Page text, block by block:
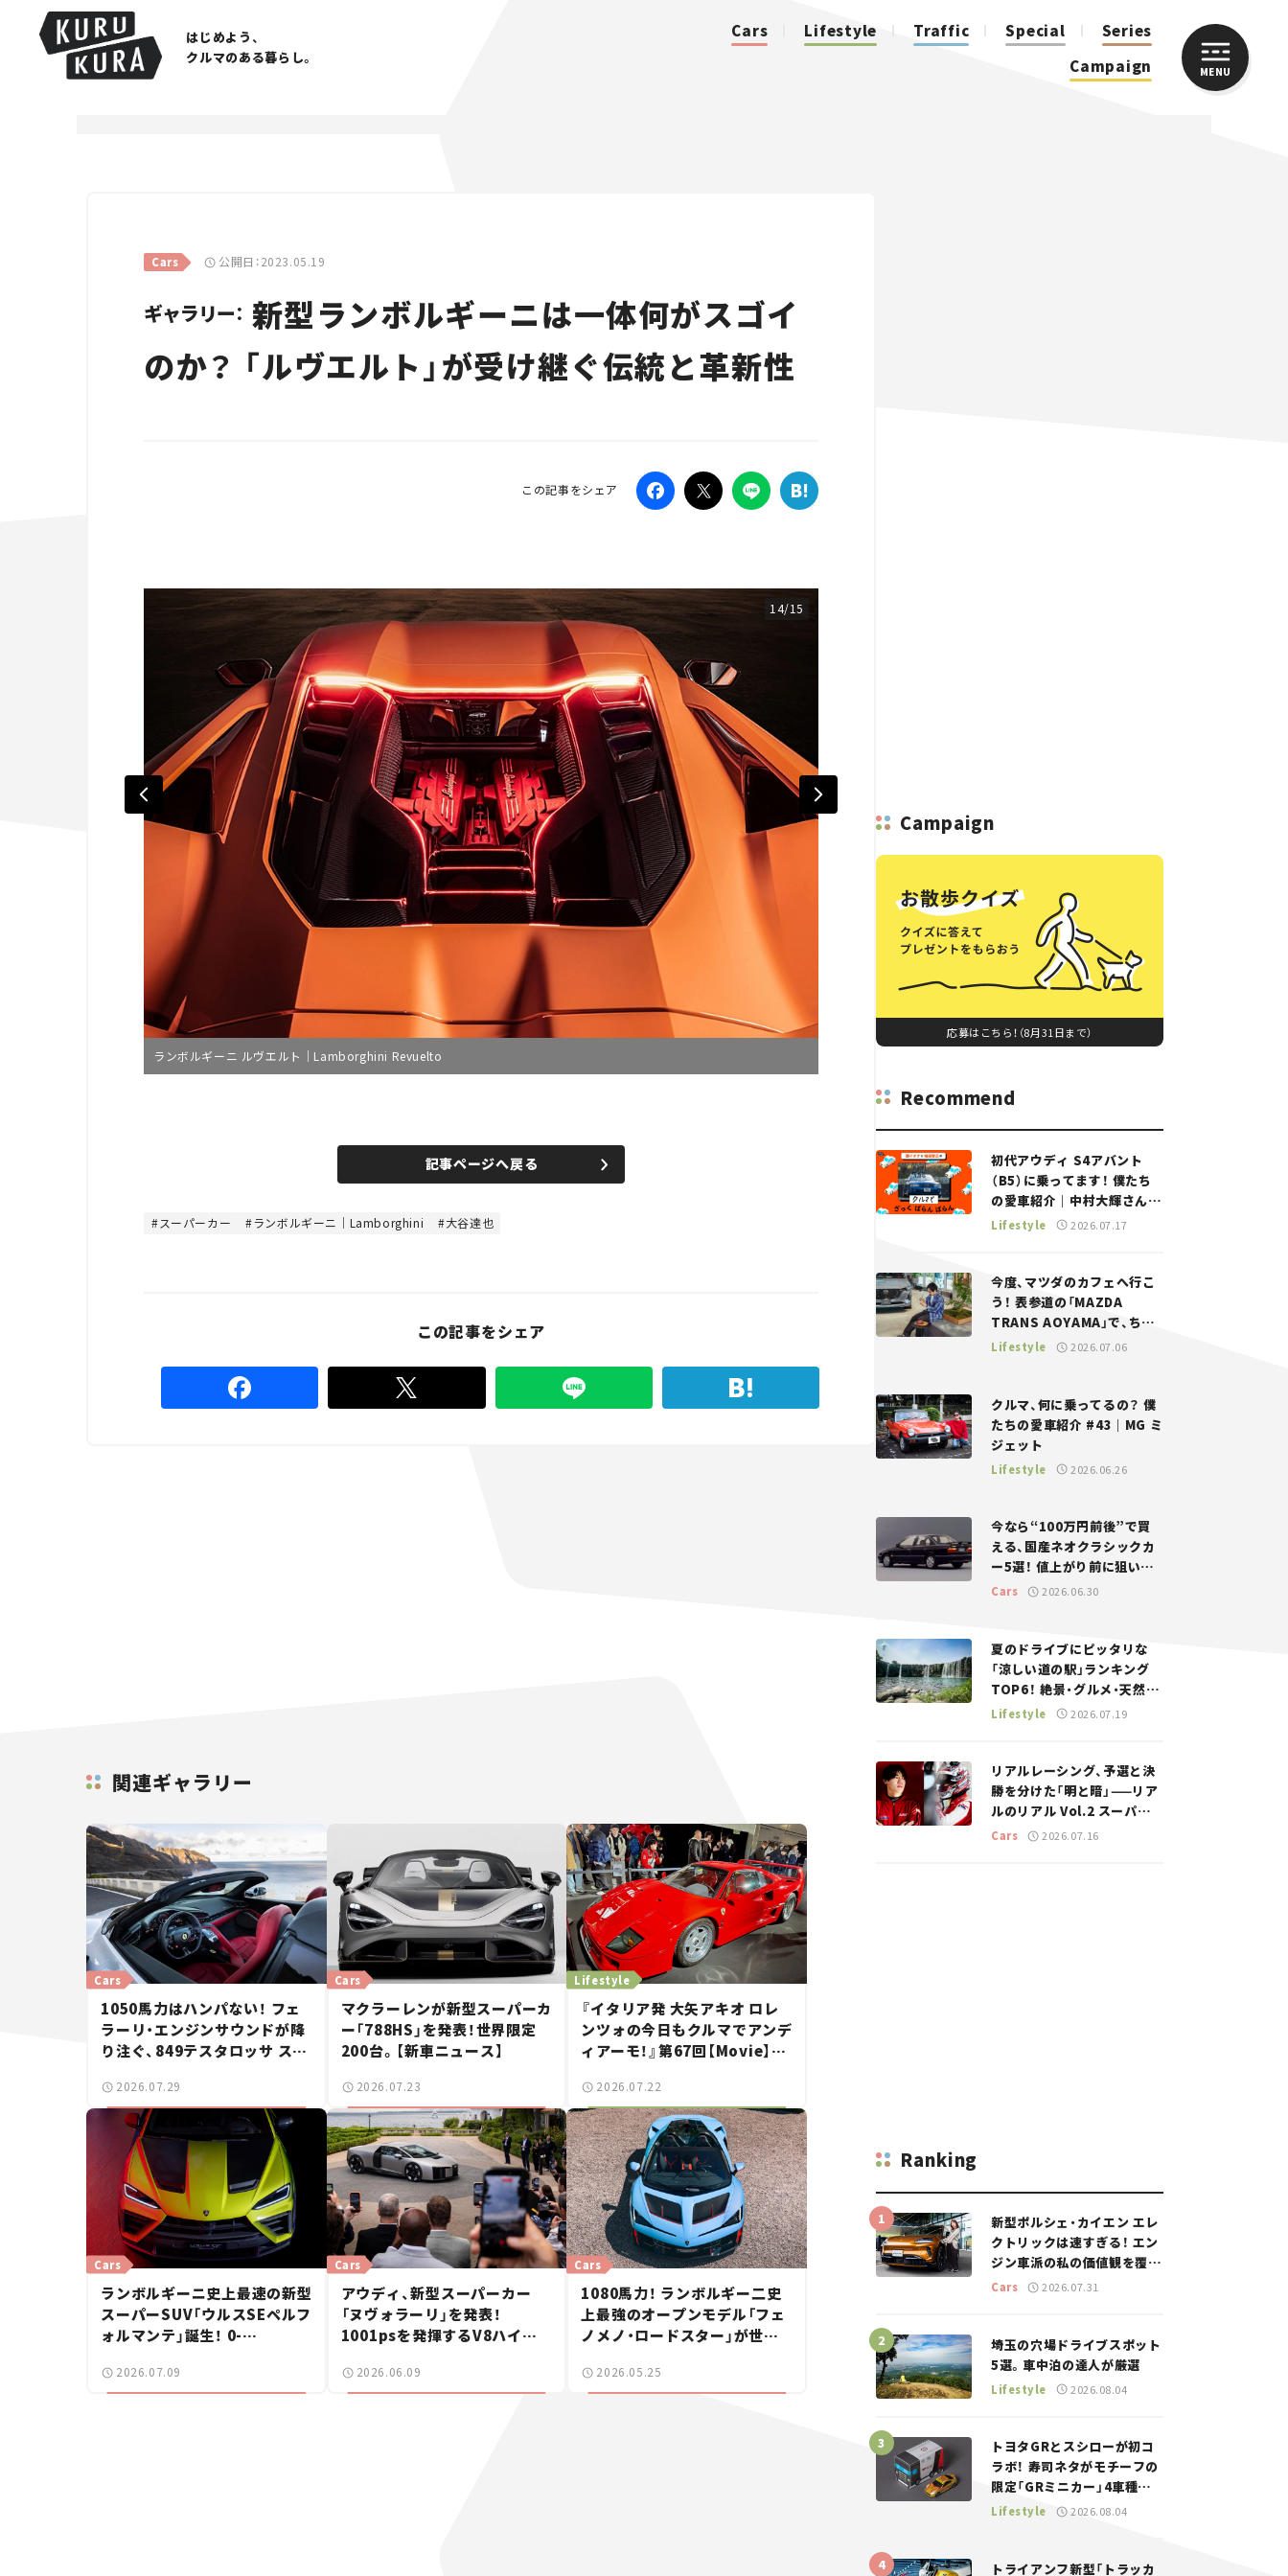
はじめよう、
クルマのある暮らし。
Cars Lifestyle Traffic Special
Series
Campaign
MENU
Cars 公開日：2023.05.19
ギャラリー： 新型ランボルギーニは一体何がスゴイ
のか？ 「ルヴエルト」が受け継ぐ伝統と革新性
この記事をシェア
14/15
ランボルギーニ ルヴエルト｜Lamborghini Revuelto
記事ページへ戻る
スーパーカー ランボルギーニ｜Lamborghini 大谷達也
この記事をシェア
関連ギャラリー
Cars
1050馬力はハンパない！ フェ
ラーリ・エンジンサウンドが降
り注ぐ、849テスタロッサ スパ
2026.07.29
Cars
マクラーレンが新型スーパーカ
ー「788HS」を発表！世界限定
200台。【新車ニュース】
2026.07.23
Lifestyle
『イタリア発 大矢アキオ ロレ
ンツォの今日もクルマでアンデ
ィアーモ！』第67回【Movie】
で起きた、若者たちの「驚き」
2026.07.22
Cars
ランボルギーニ史上最速の新型
スーパーSUV「ウルスSEペルフ
ォルマンテ」誕生！ 0-
ス】2026.07.09
Cars
アウディ、新型スーパーカー
「ヌヴォラーリ」を発表！
1001psを発揮するV8ハイブ
2026.06.09
Cars
1080馬力！ ランボルギー二史
上最強のオープンモデル「フェ
ノメノ・ロードスター」が世界
ス】2026.05.25
Campaign
応募はこちら！（8月31日まで）
Recommend
初代アウディ S4アバント
（B5）に乗ってます！ 僕たち
の愛車紹介｜中村大輝さん
——瀬イオナと嶋田智之の
Lifestyle 2026.07.17
今度、マツダのカフェへ行こ
う！ 表参道の「MAZDA
TRANS AOYAMA」で、ちょ
っとひと息。——連載｜CCG
Lifestyle 2026.07.06
クルマ、何に乗ってるの？ 僕
たちの愛車紹介 #43｜MG ミ
ジェット
Lifestyle 2026.06.26
今なら“100万円前後”で買
える、国産ネオクラシックカ
ー5選！ 値上がり前に狙いた
い、中古車探しをお手伝い――ち
Cars 2026.06.30
夏のドライブにピッタリな
「涼しい道の駅」ランキング
TOP6！ 絶景・グルメ・天然ク
ーラーなど、避暑におすすめ
Lifestyle 2026.07.19
リアルレーシング、予選と決
勝を分けた「明と暗」——リア
ルのリアル Vol.2 スーパー
GT 2026開幕戦 岡山国際サ
Cars 2026.07.16
Ranking
新型ポルシェ・カイエン エレ
クトリックは速すぎる！ エン
ジン車派の私の価値観を覆し
た、新しいポルシェの走り。
Cars 2026.07.31
埼玉の穴場ドライブスポット
5選。車中泊の達人が厳選
Lifestyle 2026.08.04
トヨタGRとスシローが初コ
ラボ！ 寿司ネタがモチーフの
限定「GRミニカー」4車種が
登場。入手方法は？【クルマ
Lifestyle 2026.08.04
トライアンフ新型「トラッカ
CLOSE
Traffic
Special
Campaign